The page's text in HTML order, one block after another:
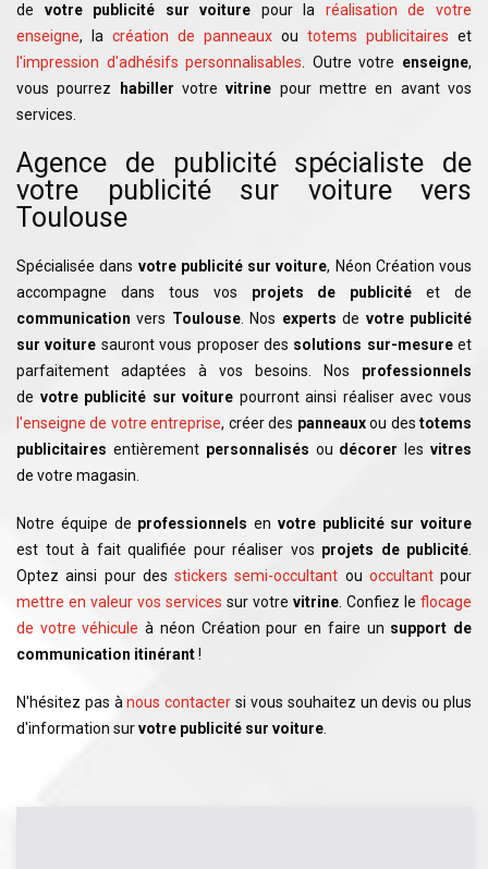
de votre publicité sur voiture pour la réalisation de votre
enseigne, la création de panneaux ou totems publicitaires et
l'impression d'adhésifs personnalisables . Outre votre enseigne,
vous pourrez
habiller votrevitrine pour mettre en avant vos
services.
Agence de publicité spécialiste de
votre publicité sur voiture vers
Toulouse
Spécialisée dans votre publicité sur voiture, Néon Création vous
accompagne dans tous vos projets de publicité et de
communication vers Toulouse. Nos experts de votre publicité
sur voiture sauront vous proposer des solutions sur-mesureet
parfaitement adaptées à vos besoins. Nos professionnels
de votre publicité sur voiture pourront ainsi réaliser avec vous
l'enseigne de votre entreprise, créer des panneauxou destotems
publicitaires entièrement personnalisés ou décorer lesvitres
de votre magasin.
Notre équipe de professionnels en votre publicité sur voiture
est tout à fait qualifiée pour réaliser vos projets de publicité
Optez ainsi pour des stickers semi-occultant ou occultantpour
mettre en valeur vos services sur votre vitrine . Confiez le flocage
de votre véhicule à néon Création pour en faire un support de
communication itinérant!
N'hésitez pas ànous contacter si vous souhaitez un devis ou plus
d'information survotre publicité sur voiture